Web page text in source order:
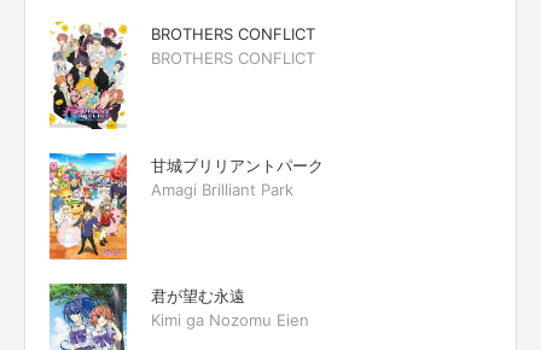
BROTHERS CONFLICT
BROTHERS CONFLICT
甘城ブリリアントパーク
Amagi Brilliant Park
君が望む永遠
Kimi ga Nozomu Eien